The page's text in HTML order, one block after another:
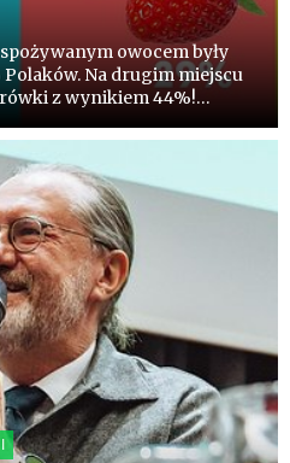
owocem były
Polaków. Na drugim miejscu
z wynikiem 44%!
w nadchodzącym,